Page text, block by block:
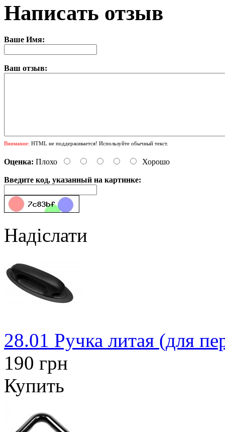
Написать отзыв
Ваше Имя:
Ваш отзыв:
Внимание: HTML не поддерживается! Используйте обычный текст.
Оценка: Плохо Хорошо
Введите код, указанный на картинке:
Надіслати
28.01 Ручка литая (для
190 грн
Купить